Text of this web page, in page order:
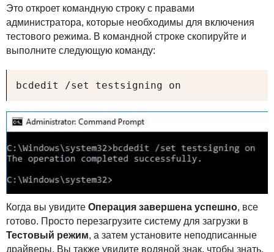
Это откроет командную строку с правами
администратора, которые необходимы для включения
тестового режима. В командной строке скопируйте и
выполните следующую команду:
bcdedit /set testsigning on
Когда вы увидите Операция завершена успешно, все
готово. Просто перезагрузите систему для загрузки в
Тестовый режим, а затем установите неподписанные
драйверы. Вы также увидите водяной знак, чтобы знать,